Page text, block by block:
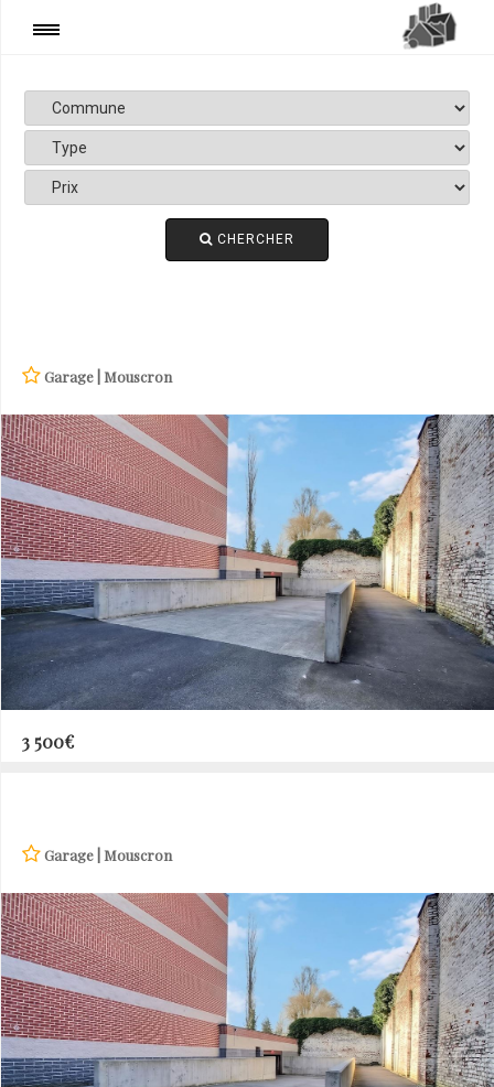
Prix
CHERCHER
Garage | Mouscron
3 500€
Garage | Mouscron